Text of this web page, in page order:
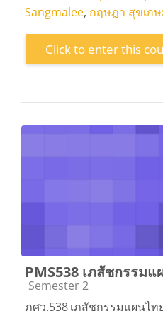
Sangmalee, กฤษฎา สุขเก
Click to enter this
PMS538 เภสัชกรรม
Course category
Semester 2
ภศว.538เภสัชกรรมแผนไท